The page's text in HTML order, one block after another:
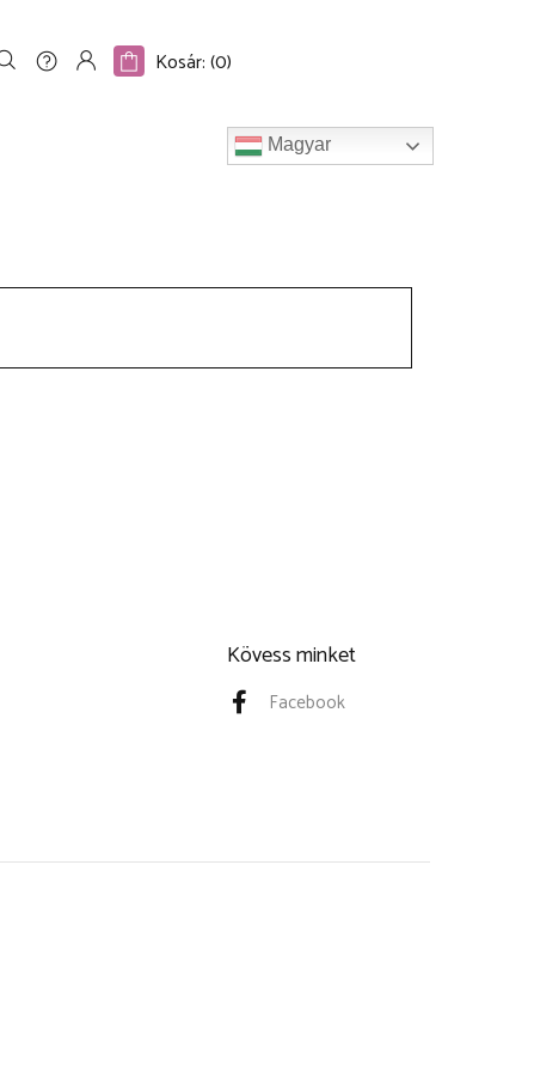
Kosár: (0)
Magyar
Kövess minket
Facebook